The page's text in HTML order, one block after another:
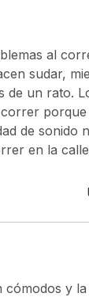
al
sudar,
de un rato.
de
en la
y